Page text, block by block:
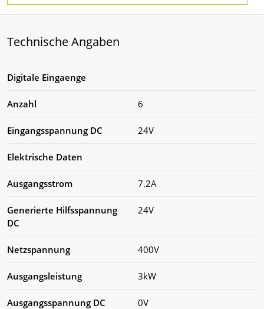
Technische Angaben
Digitale Eingaenge
Anzahl 6
Eingangsspannung DC 24V
Elektrische Daten
Ausgangsstrom 7.2A
Generierte Hilfsspannung
DC
24V
Netzspannung 400V
Ausgangsleistung 3kW
Ausgangsspannung DC 0V